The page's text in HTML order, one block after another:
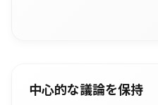
中心的な議論を保持